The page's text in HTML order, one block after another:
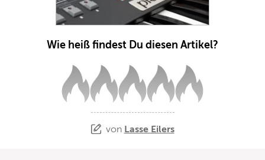
Wie heiß findest Du diesen Artikel?
von Lasse Eilers